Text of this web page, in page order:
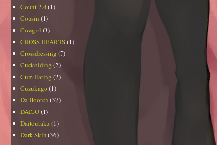
Count 2.4 (1)
Cousin (1)
Cowgirl (3)
CROSS HEARTS(1)
Crossdressing (7)
Cuckolding (2)
Cum Eating (2)
Cuzukago (1)
Da Hootch (37)
DAIGO(1)
Daitoutaku (1)
Dark Skin (36)